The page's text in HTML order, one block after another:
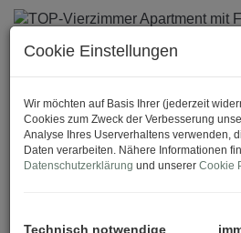
Cookie Einstellungen
Wir möchten auf Basis Ihrer (jederzeit
Cookies zum Zweck der Verbesserung
Analyse Ihres Userverhaltens verwenden,
Daten verarbeiten. Nähere Informationen
Datenschutzerklärung und unserer Cookie
Technisch notwendige